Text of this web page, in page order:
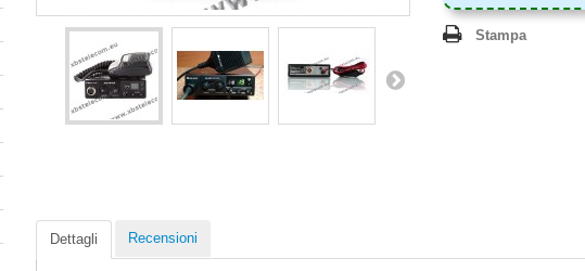
Stampa
Dettagli Recensioni